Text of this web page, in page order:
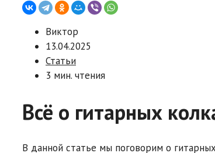
Виктор
13.04.2025
Статьи
3 мин. чтения
Всё о гитарных
В данной статье мы поговорим о